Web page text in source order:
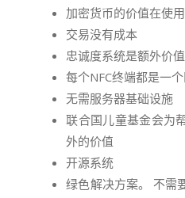
加密货币的价值在使
交易没有成本
忠诚度系统是额外价
每个NFC终端都是一
无需服务器基础设施
联合国儿童基金会为
外的价值
开源系统
绿色解决方案。 不需